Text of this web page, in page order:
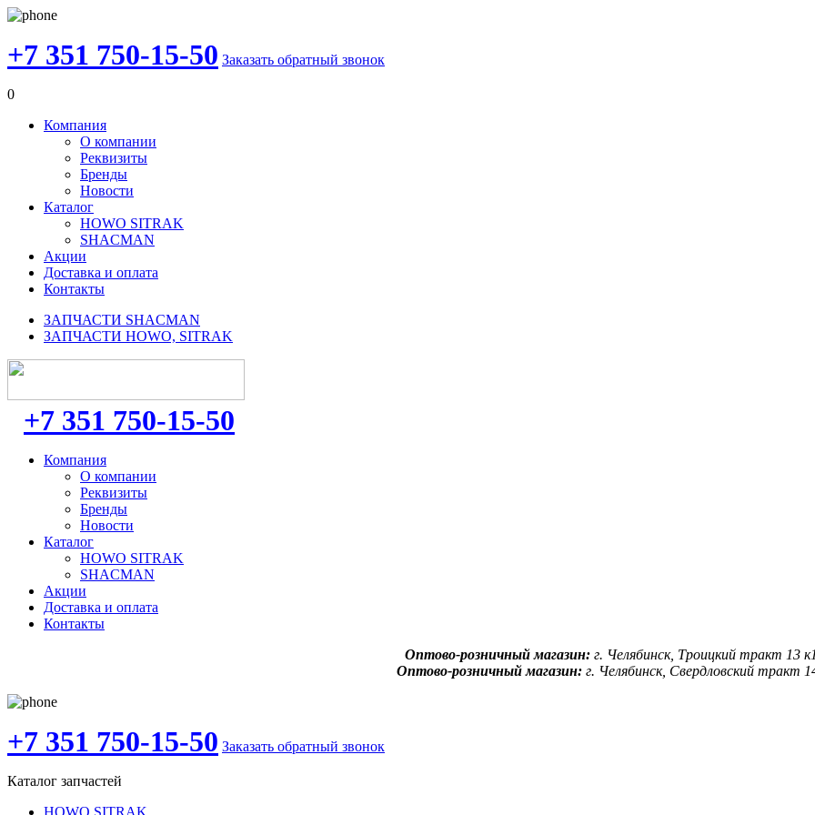
+7 351 750-15-50 Заказать обратный звонок
0
Компания
О компании
Реквизиты
Бренды
Новости
Каталог
HOWO SITRAK
SHACMAN
Акции
Доставка и оплата
Контакты
ЗАПЧАСТИ SHACMAN
ЗАПЧАСТИ HOWO, SITRAK
+7 351 750-15-50
Компания
О компании
Реквизиты
Бренды
Новости
Каталог
HOWO SITRAK
SHACMAN
Акции
Доставка и оплата
Контакты
Оптово-розничный магазин: г. Челябинск, Троицкий тракт 13
Оптово-розничный магазин:г. Челябинск, Свердловский тракт
+7 351 750-15-50 Заказать обратный звонок
Каталог запчастей
HOWO SITRAK